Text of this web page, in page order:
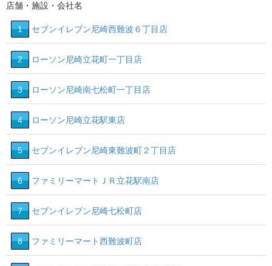
店舗・施設・会社名
1 セブンイレブン尼崎西難波６丁目店
2 ローソン尼崎立花町一丁目店
3 ローソン尼崎南七松町一丁目店
4 ローソン尼崎立花駅東店
5 セブンイレブン尼崎東難波町２丁目店
6 ファミリーマートＪＲ立花駅南店
7 セブンイレブン尼崎七松町店
8 ファミリーマート西難波町店